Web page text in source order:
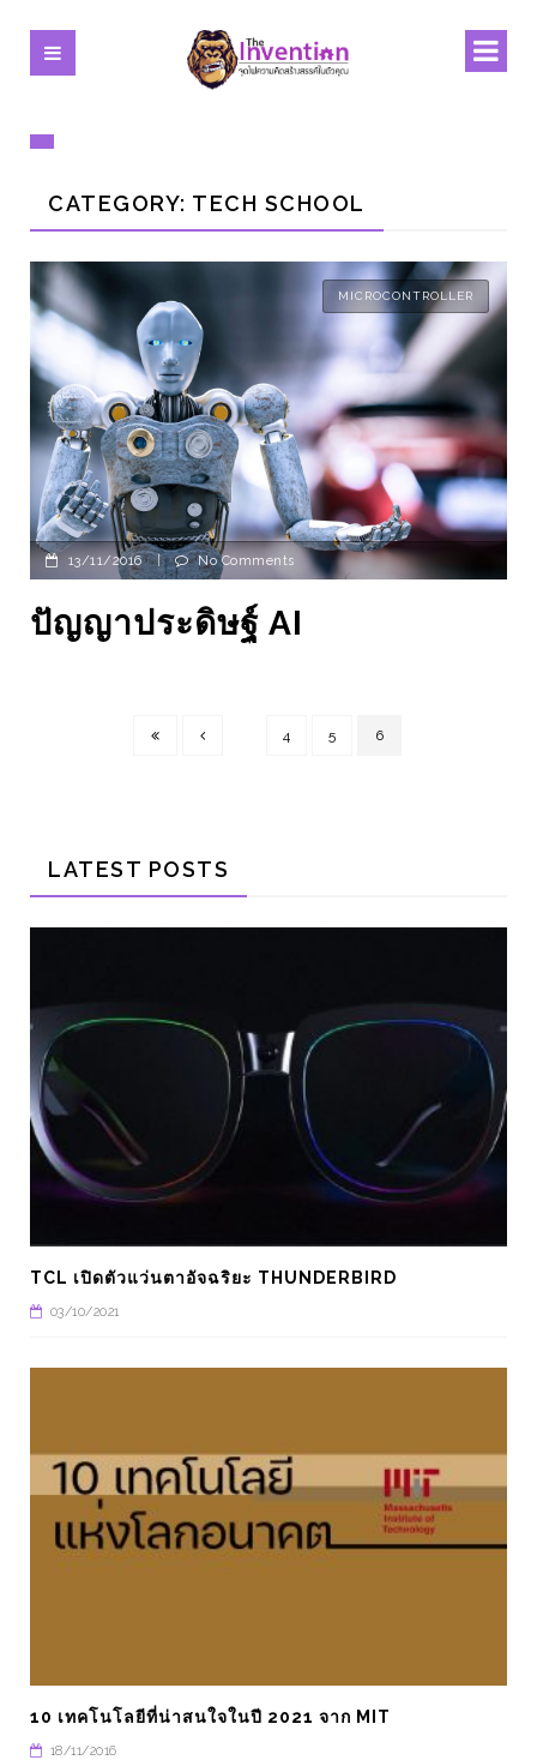
CATEGORY: TECH SCHOOL
MICROCONTROLLER
13/11/2016 | No Comments
ปัญญาประดิษฐ์ AI
4 5 6
LATEST POSTS
TCL เปิดตัวแว่นตาอัจฉริยะ THUNDERBIRD
03/10/2021
10 เทคโนโลยีที่น่าสนใจในปี 2021 จาก MIT
18/11/2016